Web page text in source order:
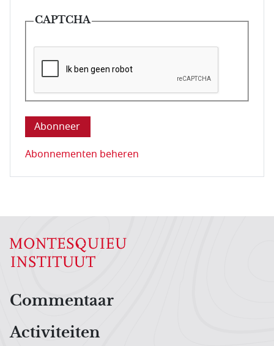
CAPTCHA
Deze vraag is om te controleren dat u een mens
Abonnementen beheren
Hoofdnavigatiemenu
Commentaar
Activiteiten